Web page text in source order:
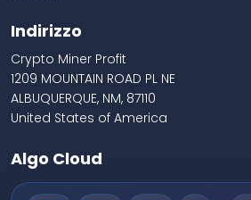
Indirizzo
Crypto Miner Profit
1209 MOUNTAIN ROAD PL NE
ALBUQUERQUE, NM, 87110
United States of America
Algo Cloud